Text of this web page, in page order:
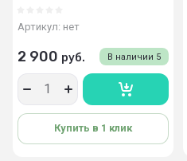
Артикул: нет
В наличии 5
2 900 руб.
Купить в 1 клик